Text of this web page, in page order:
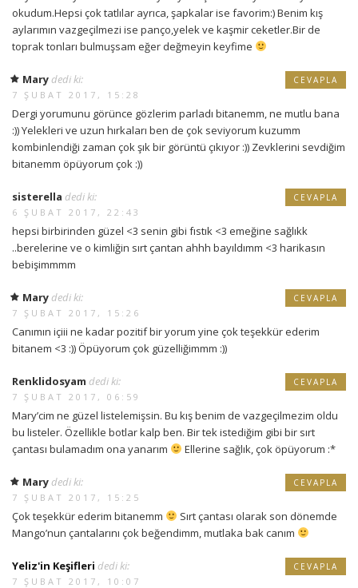
okudum.Hepsi çok tatlılar ayrıca, şapkalar ise favorim:) Benim kış
aylarımın vazgeçilmezi ise panço,yelek ve kaşmir ceketler.Bir de
toprak tonları bulmuşsam eğer değmeyin keyfime
Mary dedi ki:
7 ŞUBAT 2017, 15:28
Dergi yorumunu görünce gözlerim parladı bitanemm, ne mutlu bana
:)) Yelekleri ve uzun hırkaları ben de çok seviyorum kuzumm
kombinlendiği zaman çok şık bir görüntü çıkıyor :)) Zevklerini sevdiğim
bitanemm öpüyorum çok :))
CEVAPLA
sisterella dedi ki:
6 ŞUBAT 2017, 22:43
hepsi birbirinden güzel <3 senin gibi fıstık <3 emeğine sağlıkk
..berelerine ve o kimliğin sırt çantan ahhh bayıldımm <3 harikasın
bebişimmmm
CEVAPLA
Mary dedi ki:
7 ŞUBAT 2017, 15:26
Canımın içiii ne kadar pozitif bir yorum yine çok teşekkür ederim
bitanem <3 :)) Öpüyorum çok güzelliğimmm :))
CEVAPLA
Renklidosyam dedi ki:
7 ŞUBAT 2017, 06:59
Mary’cim ne güzel listelemişsin. Bu kış benim de vazgeçilmezim oldu
bu listeler. Özellikle botlar kalp ben. Bir tek istediğim gibi bir sırt
çantası bulamadım ona yanarım
Ellerine sağlık, çok öpüyorum :*
CEVAPLA
Mary dedi ki:
7 ŞUBAT 2017, 15:25
Çok teşekkür ederim bitanemm
Sırt çantası olarak son dönemde
Mango’nun çantalarını çok beğendimm, mutlaka bak canım
CEVAPLA
Yeliz'in Keşifleri dedi ki:
7 ŞUBAT 2017, 10:07
CEVAPLA